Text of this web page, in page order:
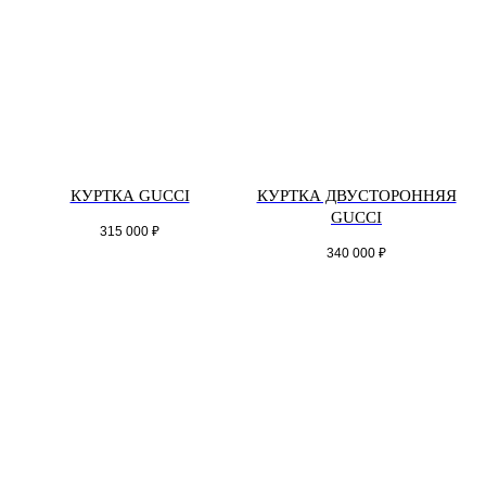
КУРТКА GUCCI
315 000 ₽
КУРТКА ДВУСТОРОННЯЯ
GUCCI
340 000 ₽